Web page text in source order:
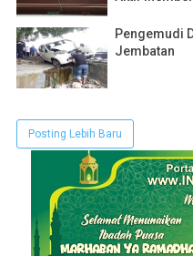
Pengemudi
Jembatan
Posting Lebih Baru